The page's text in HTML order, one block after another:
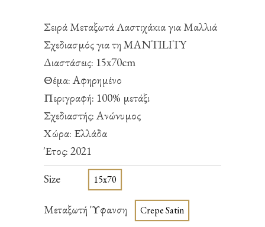
Σειρά Μεταξωτά Λαστιχάκια για Μαλλιά
Σχεδιασμός για τη MANTILITY
Διαστάσεις: 15x70cm
Θέμα: Αφηρημένο
Περιγραφή: 100% μετάξι
Σχεδιαστής: Ανώνυμος
Χώρα: Ελλάδα
Έτος: 2021
Size
15x70
Μεταξωτή Ύφανση Crepe Satin